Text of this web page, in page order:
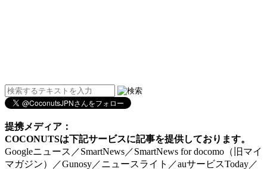
提携メディア：
COCONUTSは下記サービスに記事を提供しております。
Googleニュース／SmartNews／SmartNews for docomo（旧マイ
マガジン）／Gunosy／ニュースライト／auサービスToday／